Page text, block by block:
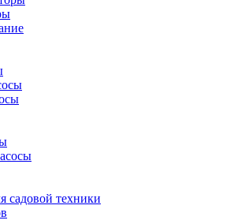
садовой техники